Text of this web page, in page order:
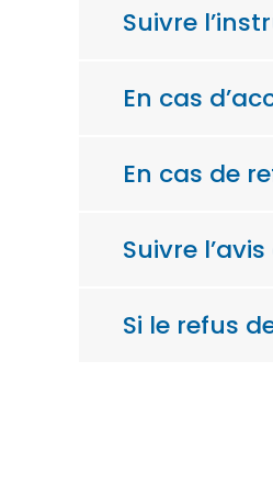
Suivre
En cas
En cas de
Suivre
Si le refus